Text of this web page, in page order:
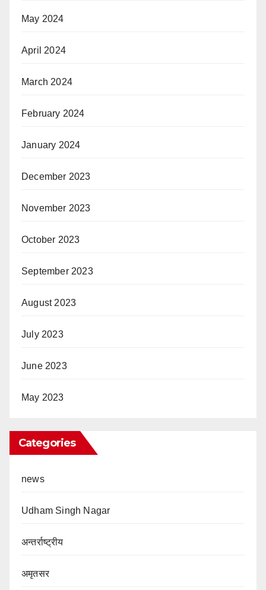
May 2024
April 2024
March 2024
February 2024
January 2024
December 2023
November 2023
October 2023
September 2023
August 2023
July 2023
June 2023
May 2023
Categories
news
Udham Singh Nagar
अन्तर्राष्ट्रीय
अमृतसर